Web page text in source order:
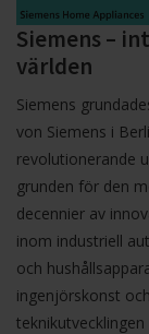
Siemens –
världen
Siemens
von Siemens i
revolutionerande
grunden för den
decennier av
inom industriell
och
ingenjörskonst